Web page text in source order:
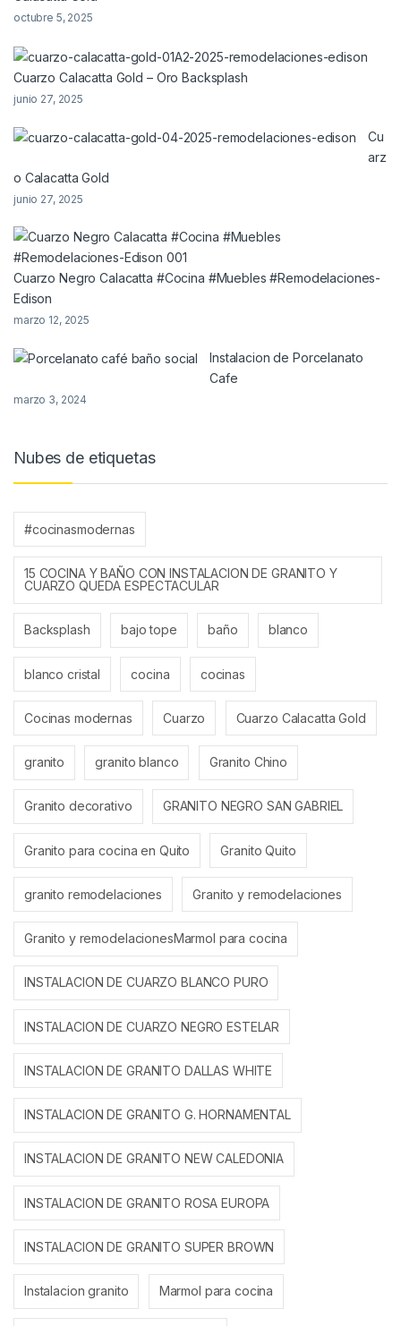
octubre 5, 2025
Cuarzo Calacatta Gold – Oro Backsplash
junio 27, 2025
Cu
arz
o Calacatta Gold
junio 27, 2025
Cuarzo Negro Calacatta #Cocina #Muebles #Remodelaciones-
Edison
marzo 12, 2025
Instalacion de Porcelanato
Cafe
marzo 3, 2024
Nubes de etiquetas
#cocinasmodernas
15 COCINA Y BAÑO CON INSTALACION DE GRANITO Y
CUARZO QUEDA ESPECTACULAR
Backsplash bajo tope baño blanco
blanco cristal cocina cocinas
Cocinas modernas Cuarzo Cuarzo Calacatta Gold
granito granito blanco Granito Chino
Granito decorativo GRANITO NEGRO SAN GABRIEL
Granito para cocina en Quito Granito Quito
granito remodelaciones Granito y remodelaciones
Granito y remodelacionesMarmol para cocina
INSTALACION DE CUARZO BLANCO PURO
INSTALACION DE CUARZO NEGRO ESTELAR
INSTALACION DE GRANITO DALLAS WHITE
INSTALACION DE GRANITO G. HORNAMENTAL
INSTALACION DE GRANITO NEW CALEDONIA
INSTALACION DE GRANITO ROSA EUROPA
INSTALACION DE GRANITO SUPER BROWN
Instalacion granito Marmol para cocina